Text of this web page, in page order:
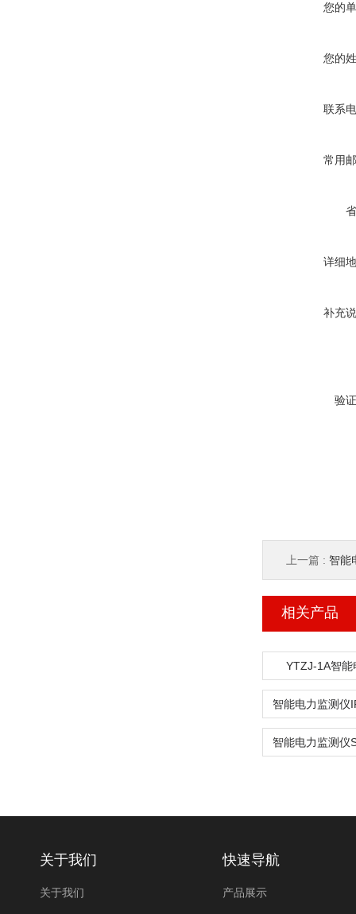
您的
您的
联系
常用
详细
补充
验
上一篇 : 智能
相关产品
YTZJ-1A智能
关于我们
关于我们
快速导航
产品展示